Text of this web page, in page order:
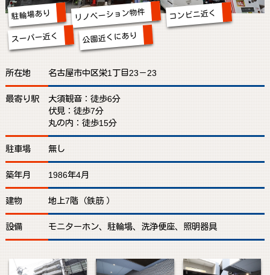
駐輪場あり リノベーション物件
コンビニ近く
スーパー近く
公園近くにあり
所在地 名古屋市中区栄1丁目23－23
最寄り駅
大須観音：徒歩6分
伏見：徒歩7分
丸の内：徒歩15分
駐車場 無し
築年月 1986年4月
建物 地上7階（鉄筋 ）
設備 モニターホン、駐輪場、洗浄便座、照明器具